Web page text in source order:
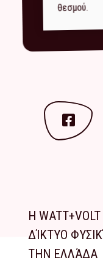
θεσμού.
Η
ΔΊΚΤΥΟ
ΤΗΝ ΕΛΛΆΔΑ